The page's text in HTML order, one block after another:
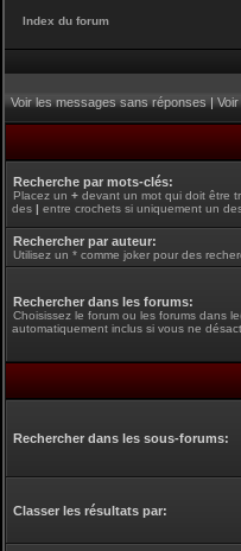
Index du forum
Voir les messages sans réponses|
Recherche par mots-clés:
Placez un + devant un mot qui doit être
des | entre crochets si uniquement un
Rechercher par auteur:
Utilisez un * comme joker pour des
Rechercher dans les forums:
Choisissez le forum ou les forums dans
automatiquement inclus si vous ne
Rechercher dans les sous-forums:
Classer les résultats par: